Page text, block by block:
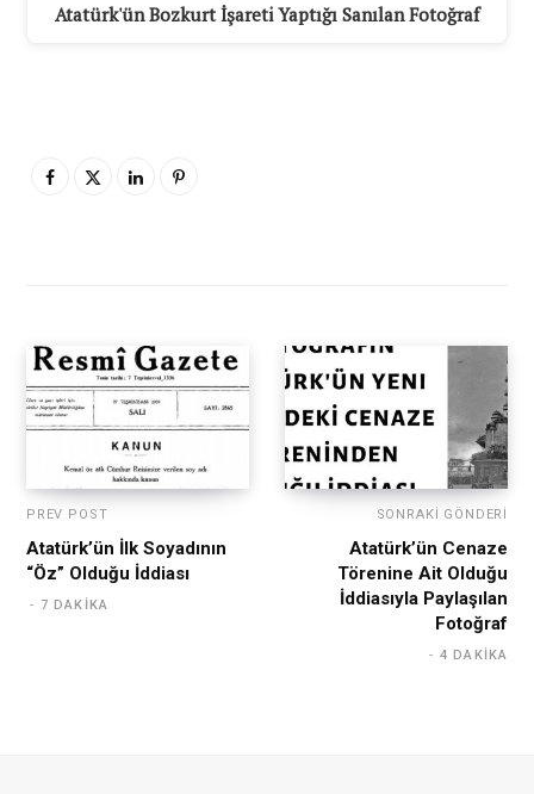
Atatürk'ün Bozkurt İşareti Yaptığı Sanılan Fotoğraf
PREV POST
Atatürk’ün İlk Soyadının
“Öz” Olduğu İddiası
7 DAKIKA
SONRAKI GÖNDERI
Atatürk’ün Cenaze
Törenine Ait Olduğu
İddiasıyla Paylaşılan
Fotoğraf
4 DAKIKA